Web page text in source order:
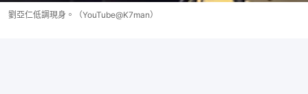
劉亞仁低調現身。（YouTube@K7man）